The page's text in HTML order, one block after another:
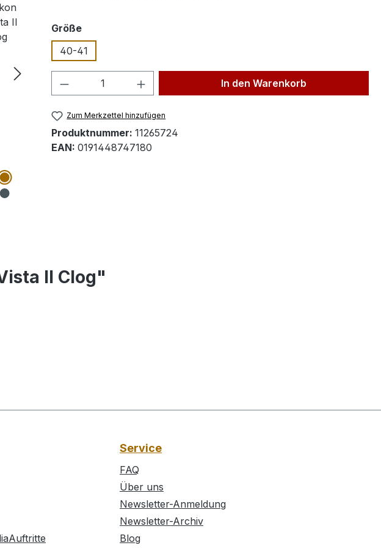
Größeauswählen
40-41
Produkt Anzahl: Gib den gewünschten Wert
In den Warenkorb
Zum Merkzettel hinzufügen
Produktnummer: 11265724
EAN: 0191448747180
II Clog"
Service
FAQ
Über uns
Newsletter-Anmeldung
Newsletter-Archiv
Blog